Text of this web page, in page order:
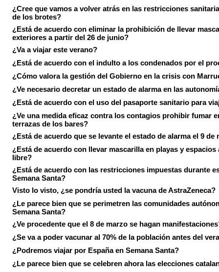
¿Cree que vamos a volver atrás en las restricciones
de los brotes?
¿Está de acuerdo con eliminar la prohibición de llevar
exteriores a partir del 26 de junio?
¿Va a viajar este verano?
¿Está de acuerdo con el indulto a los condenados por el
¿Cómo valora la gestión del Gobierno en la crisis con
¿Ve necesario decretar un estado de alarma en las
¿Está de acuerdo con el uso del pasaporte sanitario para
¿Ve una medida eficaz contra los contagios prohibir fumar
terrazas de los bares?
¿Está de acuerdo que se levante el estado de alarma el 9 de
¿Está de acuerdo con llevar mascarilla en playas y espacios
libre?
¿Está de acuerdo con las restricciones impuestas durante
Semana Santa?
Visto lo visto, ¿se pondría usted la vacuna de AstraZeneca?
¿Le parece bien que se perimetren las comunidades
Semana Santa?
¿Ve procedente que el 8 de marzo se hagan
¿Se va a poder vacunar al 70% de la población antes del
¿Podremos viajar por España en Semana Santa?
¿Le parece bien que se celebren ahora las elecciones